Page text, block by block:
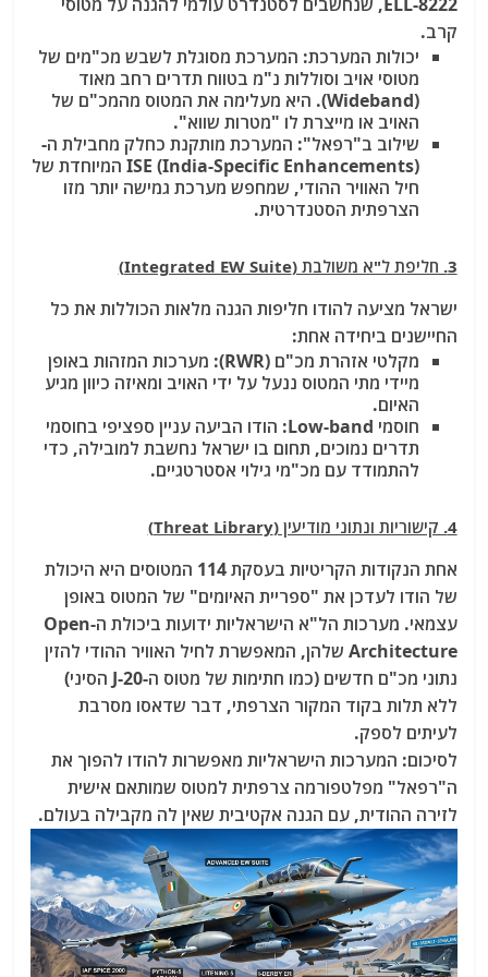
קרב.
יכולות המערכת: המערכת מסוגלת לשבש מכ"מים של
מטוסי אויב וסוללות נ"מ בטווח תדרים רחב מאוד
(Wideband). היא מעלימה את המטוס מהמכ"ם של
האויב או מייצרת לו "מטרות שווא".
שילוב ב"רפאל": המערכת מותקנת כחלק מחבילת ה-
ISE (India-Specific Enhancements) המיוחדת של
חיל האוויר ההודי, שמחפש מערכת גמישה יותר מזו
הצרפתית הסטנדרטית.
3. חליפת ל"א משולבת (Integrated EW Suite)
ישראל מציעה להודו חליפות הגנה מלאות הכוללות את כל
החיישנים ביחידה אחת:
מקלטי אזהרת מכ"ם (RWR):
מערכות המזהות באופן
מיידי מתי המטוס ננעל על ידי האויב ומאיזה כיוון מגיע
האיום.
חוסמי Low-band: הודו הביעה עניין ספציפי בחוסמי
תדרים נמוכים, תחום בו ישראל נחשבת למובילה, כדי
להתמודד עם מכ"מי גילוי אסטרטגיים.
4. קישוריות ונתוני מודיעין (Threat Library)
אחת הנקודות הקריטיות בעסקת 114 המטוסים היא היכולת
של הודו לעדכן את "ספריית האיומים" של המטוס באופן
עצמאי. מערכות הל"א הישראליות ידועות ביכולת ה-Open
Architecture שלהן, המאפשרת לחיל האוויר ההודי להזין
נתוני מכ"ם חדשים (כמו חתימות של מטוס ה-J-20 הסיני)
ללא תלות בקוד המקור הצרפתי, דבר שדאסו מסרבת
לעיתים לספק.
לסיכום: המערכות הישראליות מאפשרות להודו להפוך את
ה"רפאל" מפלטפורמה צרפתית למטוס שמותאם אישית
לזירה ההודית, עם הגנה אקטיבית שאין לה מקבילה בעולם.